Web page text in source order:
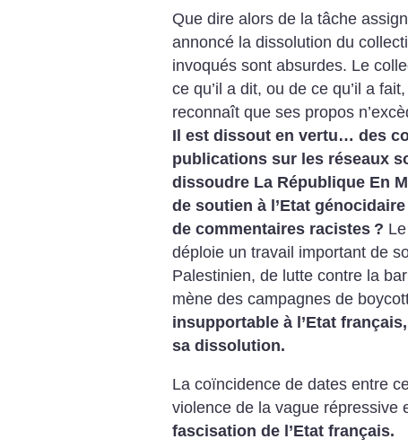
Que dire alors de la tâche
annoncé la dissolution du
invoqués sont absurdes. Le
ce qu’il a dit, ou de ce qu’il a
reconnaît que ses propos
Il est dissout en vertu… des
publications sur les réseaux
dissoudre La République En
de soutien à l’Etat
de commentaires racistes ?
déploie un travail important de
Palestinien, de lutte contre la
mène des campagnes de
insupportable à l’Etat
sa dissolution.
La coïncidence de dates entre
violence de la vague répressive
fascisation de l’Etat français.